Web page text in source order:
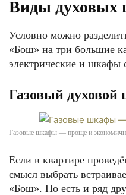
Виды духовых
Условно можно
«Бош» на три большие
электрические и шкафы
Газовый духовой
Газовые шкафы — проще и
Если в квартире
смысл выбрать
«Бош». Но есть и ряд